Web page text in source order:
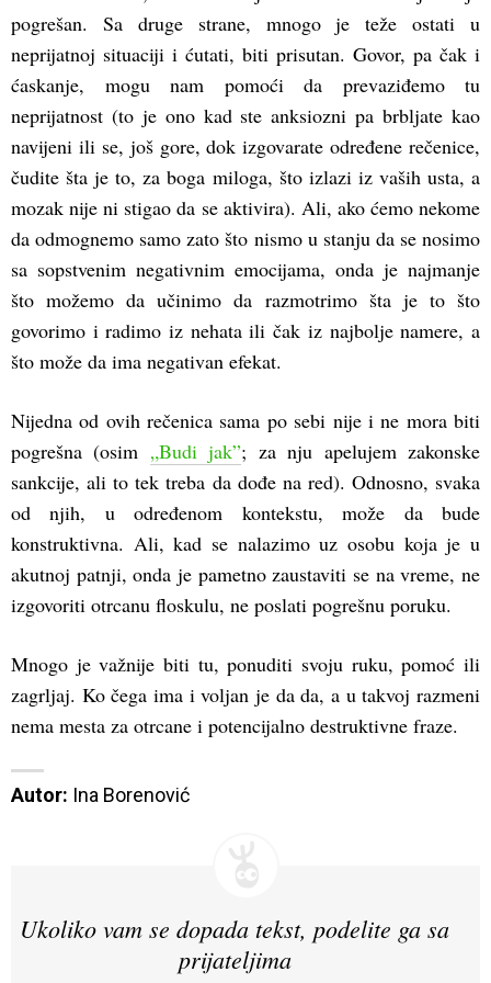
pogrešan. Sa druge strane, mnogo je teže ostati u
neprijatnoj situaciji i ćutati, biti prisutan. Govor, pa čak i
ćaskanje, mogu nam pomoći da prevaziđemo tu
neprijatnost (to je ono kad ste anksiozni pa brbljate kao
navijeni ili se, još gore, dok izgovarate određene rečenice,
čudite šta je to, za boga miloga, što izlazi iz vaših usta, a
mozak nije ni stigao da se aktivira). Ali, ako ćemo nekome
da odmognemo samo zato što nismo u stanju da se nosimo
sa sopstvenim negativnim emocijama, onda je najmanje
što možemo da učinimo da razmotrimo šta je to što
govorimo i radimo iz nehata ili čak iz najbolje namere, a
što može da ima negativan efekat.
Nijedna od ovih rečenica sama po sebi nije i ne mora biti
pogrešna (osim „Budi jak”; za nju apelujem zakonske
sankcije, ali to tek treba da dođe na red). Odnosno, svaka
od njih, u određenom kontekstu, može da bude
konstruktivna. Ali, kad se nalazimo uz osobu koja je u
akutnoj patnji, onda je pametno zaustaviti se na vreme, ne
izgovoriti otrcanu floskulu, ne poslati pogrešnu poruku.
Mnogo je važnije biti tu, ponuditi svoju ruku, pomoć ili
zagrljaj. Ko čega ima i voljan je da da, a u takvoj razmeni
nema mesta za otrcane i potencijalno destruktivne fraze.
Autor: Ina Borenović
Ukoliko vam se dopada tekst, podelite ga sa
prijateljima